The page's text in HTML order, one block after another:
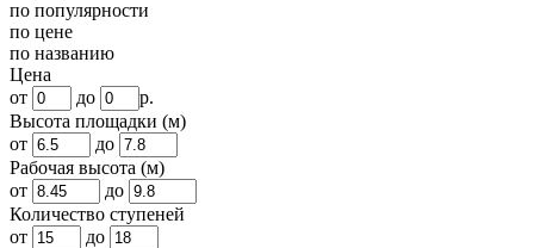
по популярности
по цене
по названию
Цена
от
до
р.
Высота площадки (м)
от
до
Рабочая высота (м)
от
до
Количество ступеней
от
до